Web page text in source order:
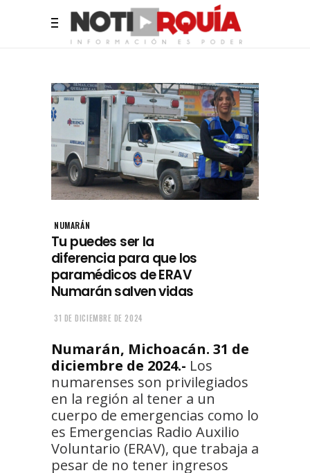
NUMARÁN
Tu puedes ser la
diferencia para que los
paramédicos de ERAV
Numarán salven vidas
31 DE DICIEMBRE DE 2024
Numarán, Michoacán. 31 de
diciembre de 2024.- Los
numarenses son privilegiados
en la región al tener a un
cuerpo de emergencias como lo
es Emergencias Radio Auxilio
Voluntario (ERAV), que trabaja a
pesar de no tener ingresos